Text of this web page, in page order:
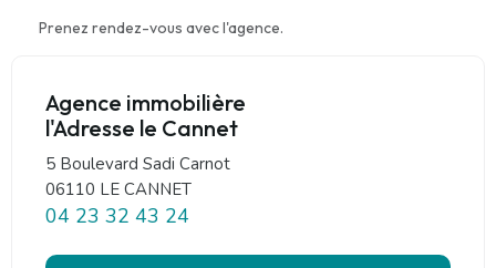
Prenez rendez-vous avec l'agence.
Agence immobilière
l'Adresse le Cannet
5 Boulevard Sadi Carnot
06110 LE CANNET
04 23 32 43 24